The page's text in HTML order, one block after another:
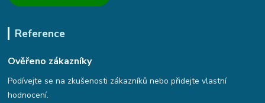
Reference
Ověřeno zákazníky
Podívejte se na zkušenosti zákazníků nebo přidejte vlastní
hodnocení.